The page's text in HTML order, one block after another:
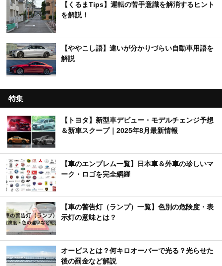
【くるまTips】運転の苦手意識を解消するヒント
を解説！
【ややこし語】違いが分かりづらい自動車用語を
解説
特集
【トヨタ】新型車デビュー・モデルチェンジ予想
＆新車スクープ｜2025年8月最新情報
【車のエンブレム一覧】日本車＆外車の珍しいマ
ーク・ロゴを完全網羅
【車の警告灯（ランプ）一覧】色別の危険度・表
示灯の意味とは？
オービスとは？何キロオーバーで光る？光らせた
後の罰金など解説